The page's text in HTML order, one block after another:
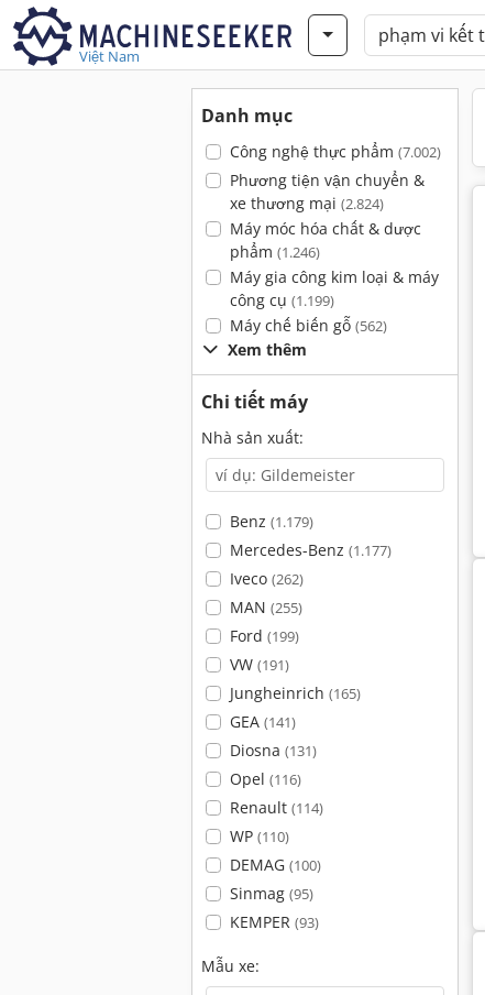
Việt Nam
Danh mục
Công nghệ thực phẩm (7.002)
Phương tiện vận chuyển &
xe thương mại (2.824)
Máy móc hóa chất & dược
phẩm (1.246)
Máy gia công kim loại & máy
công cụ (1.199)
Máy chế biến gỗ (562)
Xem thêm
Chi tiết máy
Nhà sản xuất:
Benz (1.179)
Mercedes-Benz (1.177)
Iveco (262)
MAN (255)
Ford (199)
VW (191)
Jungheinrich (165)
GEA (141)
Diosna (131)
Opel (116)
Renault (114)
WP (110)
DEMAG (100)
Sinmag (95)
KEMPER (93)
Mẫu xe: